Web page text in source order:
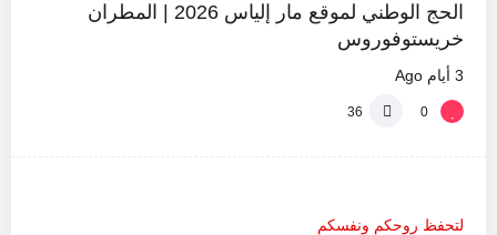
الحج الوطني لموقع مار إلياس 2026 | المطران
خريستوفوروس
3 أيام Ago
0
36
48:55
لتحفظ روحكم ونفسكم